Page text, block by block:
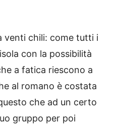
venti chili: come tutti i
con la possibilità
a fatica riescono a
al romano è costata
che ad un certo
gruppo per poi